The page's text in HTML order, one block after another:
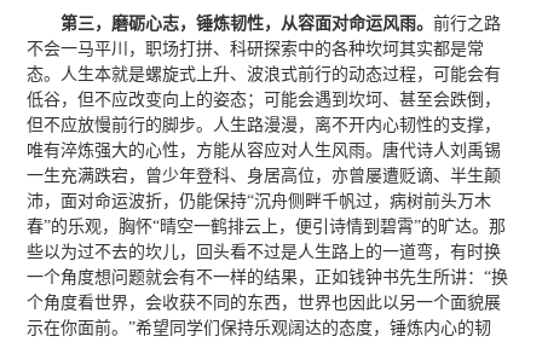
第三，磨砺心志，锤炼韧性，从容面对命运风雨。前行之路
不会一马平川，职场打拼、科研探索中的各种坎坷其实都是常
态。人生本就是螺旋式上升、波浪式前行的动态过程，可能会有
低谷，但不应改变向上的姿态；可能会遇到坎坷、甚至会跌倒，
但不应放慢前行的脚步。人生路漫漫，离不开内心韧性的支撑，
唯有淬炼强大的心性，方能从容应对人生风雨。唐代诗人刘禹锡
一生充满跌宕，曾少年登科、身居高位，亦曾屡遭贬谪、半生颠
沛，面对命运波折，仍能保持“沉舟侧畔千帆过，病树前头万木
春”的乐观，胸怀“晴空一鹤排云上，便引诗情到碧霄”的旷达。那
些以为过不去的坎儿，回头看不过是人生路上的一道弯，有时换
一个角度想问题就会有不一样的结果，正如钱钟书先生所讲：“换
个角度看世界，会收获不同的东西，世界也因此以另一个面貌展
示在你面前。”希望同学们保持乐观阔达的态度，锤炼内心的韧